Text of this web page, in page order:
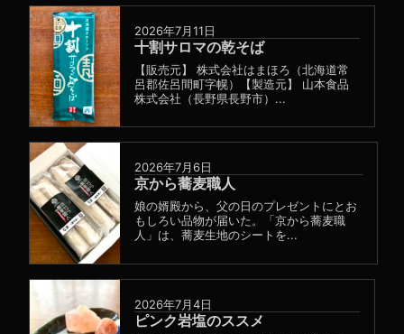
2026年7月11日
十割サロマの乾そば
【販売元】 株式会社はまほろ（北海道常
呂郡佐呂間町字幌）【製造元】 山本食品
株式会社（長野県長野市）...
2026年7月6日
京から蕎麦職人
娘の婿殿から、父の日のプレゼントにとお
もしろい品物が届いた。「京から蕎麦職
人」は、蕎麦生地のシートを...
2026年7月4日
ピンク岩塩のススメ